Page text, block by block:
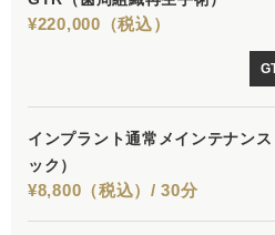
¥220,000（税込）
インプラント通常メインテナンス
ック）
¥8,800（税込）/ 30分